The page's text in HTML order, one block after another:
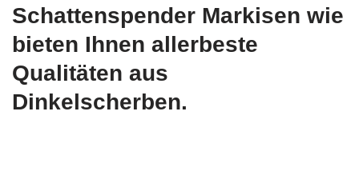
Schattenspender Markisen wie
bieten Ihnen allerbeste
Qualitäten aus
Dinkelscherben.